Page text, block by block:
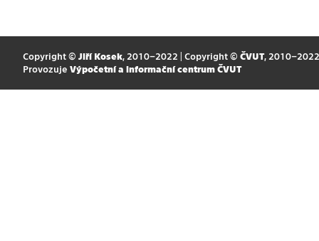
Copyright © Jiří Kosek, 2010–2022 | Copyright © ČVUT, 2010–2022
Provozuje Výpočetní a informační centrum ČVUT